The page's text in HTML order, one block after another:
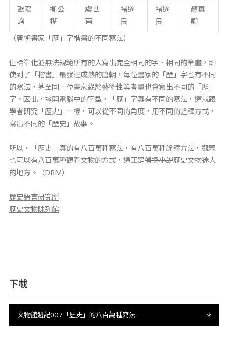
歐陽
詢
柳公
權
虞世
南
褚遂
良
褚遂
良
顏真
卿
（唐朝書家「歷」字楷書的不同寫法）
但標準化並無法規範所有的人寫出完全相同的字、相同的筆畫，即
使到了「楷書」最發達成熟的唐朝，每位書家的「歷」字也有不同
的寫法，甚至同一位書家緣於藝術性等考量也會寫出不同的「歷」
字。因此，撇開電腦中的字型，「歷」字真有不同的寫法，這就跟
學者研究「歷史」一樣，可以從不同的角度，用不同的詮釋方式，
寫出不同的「歷史」故事。
所以，「歷史」真的有八百萬種寫法，有八百萬種詮釋方法，觀眾
也可以有八百萬種觀看文物的方式，這正是偵探小說歷史文物迷人
的地方。（DRM）
歷史語言研究所
歷史文物陳列館
下載
文物館週記007「歷史」的八百萬種寫法